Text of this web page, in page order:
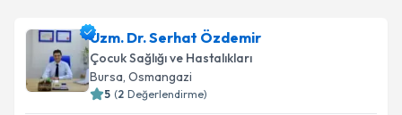
Uzm. Dr. Bünyamin Teymuroğluiçin randevu
takvimi talebi oluşturun. Size bu uzmandan randevu
almanız için bir takvim hazırlandığında e-posta ile
bilgilendireceğiz.
Uzm. Dr. Serhat Özdemir
Çocuk Sağlığı ve Hastalıkları
Bursa, Osmangazi
5 (2 Değerlendirme)